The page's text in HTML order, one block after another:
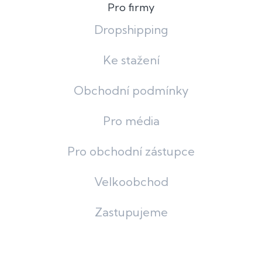
Pro firmy
Dropshipping
Ke stažení
Obchodní podmínky
Pro média
Pro obchodní zástupce
Velkoobchod
Zastupujeme